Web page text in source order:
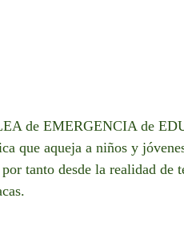
de EMERGENCIA de
que aqueja a niños y
tanto desde la realidad